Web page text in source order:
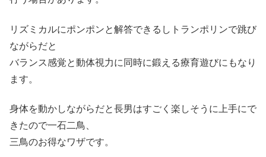
リズミカルにポンポンと解答できるしトランポリンで跳び
ながらだと
バランス感覚と動体視力に同時に鍛える療育遊びにもなり
ます。
身体を動かしながらだと長男はすごく楽しそうに上手にで
きたので一石二鳥、
三鳥のお得なワザです。